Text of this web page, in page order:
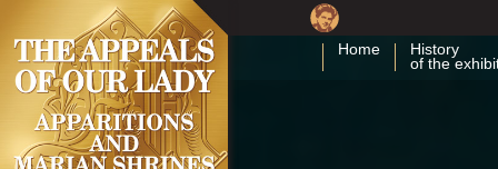
Home
History
of the